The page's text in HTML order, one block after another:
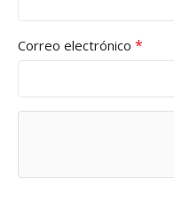
Correo electrónico *